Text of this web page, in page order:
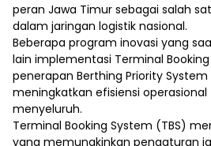
peran Jawa Timur sebagai salah
dalam jaringan logistik nasional.
Beberapa program inovasi yang
lain implementasi Terminal
penerapan Berthing Priority
meningkatkan efisiensi
menyeluruh.
Terminal Booking System (TBS)
yang memungkinkan pengaturan